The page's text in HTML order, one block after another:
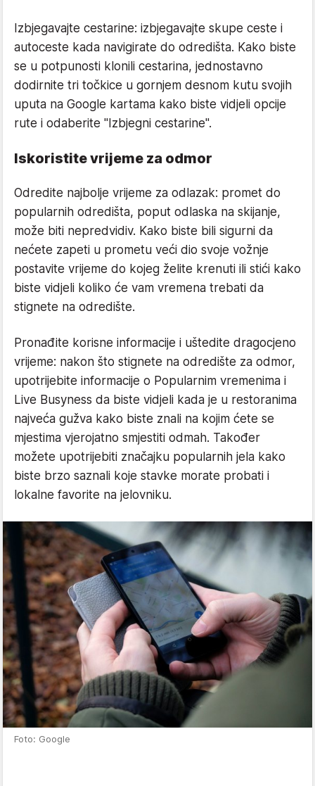
Izbjegavajte cestarine: izbjegavajte skupe ceste i
autoceste kada navigirate do odredišta. Kako biste
se u potpunosti klonili cestarina, jednostavno
dodirnite tri točkice u gornjem desnom kutu svojih
uputa na Google kartama kako biste vidjeli opcije
rute i odaberite "Izbjegni cestarine".
Iskoristite vrijeme za odmor
Odredite najbolje vrijeme za odlazak: promet do
popularnih odredišta, poput odlaska na skijanje,
može biti nepredvidiv. Kako biste bili sigurni da
nećete zapeti u prometu veći dio svoje vožnje
postavite vrijeme do kojeg želite krenuti ili stići kako
biste vidjeli koliko će vam vremena trebati da
stignete na odredište.
Pronađite korisne informacije i uštedite dragocjeno
vrijeme: nakon što stignete na odredište za odmor,
upotrijebite informacije o Popularnim vremenima i
Live Busyness da biste vidjeli kada je u restoranima
najveća gužva kako biste znali na kojim ćete se
mjestima vjerojatno smjestiti odmah. Također
možete upotrijebiti značajku popularnih jela kako
biste brzo saznali koje stavke morate probati i
lokalne favorite na jelovniku.
Foto: Google